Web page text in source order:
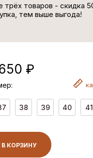
трёх товаров - скидка
тем выше выгода!
₽
38 39 40 41
КОРЗИНУ